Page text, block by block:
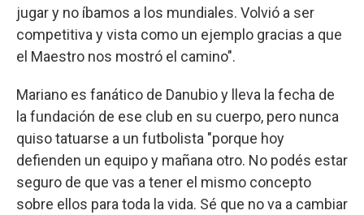
jugar y no íbamos a los mundiales. Volvió a ser
competitiva y vista como un ejemplo gracias a que
el Maestro nos mostró el camino".
Mariano es fanático de Danubio y lleva la fecha de
la fundación de ese club en su cuerpo, pero nunca
quiso tatuarse a un futbolista "porque hoy
defienden un equipo y mañana otro. No podés estar
seguro de que vas a tener el mismo concepto
sobre ellos para toda la vida. Sé que no va a cambiar